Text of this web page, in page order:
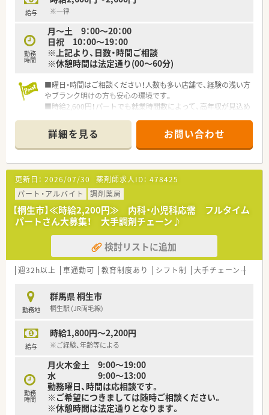
います。
■学会発表は日々の取り組みから奨励。
■調剤過誤防止については「研究会報」として全社共有していま
す。
■地域医療に貢献し、地域の生活者に信頼される薬局を目指して
います。
■全国に約350店舗以上を展開中！成長を続ける企業です。
■最新システムの導入や健康フェアの開催を通じて、
患者さまとのコミュニケーションを大切にしています。
■患者様のＱＯＬ、ＡＤＬを考慮した服薬指導、最新のＩＣＴを
導入した薬歴管理を行っています。そのために最新システムの
導入や健康フェアの開催を通じて、地域に根ざした薬局を作り上
■在宅取り扱い店舗も全国に広がっており、これから必要とされ
る薬局のために取り組んでいます。
給与 ※一律
勤務
時間
月～土 9：00～20：00
日祝 10：00～19：00
※上記より、日数・時間ご相談
※休憩時間は法定通り(00～60分)
■曜日・時間はご相談ください！人数も多い店舗で、経験の浅い方
やブランク明けの方も安心の環境です。
■時給2,600円！パートでも就業時間数によって、高年収が見込め
■週20時間以上の勤務でり社会保険加入！福利厚生充実♪
<企業特徴>
■大手ドラッグストアで経営も安定
詳細を見る お問い合わせ
更新日： 2026/07/30 薬剤師求人ID： 478425
パート・アルバイト
調剤薬局
【桐生市】≪時給2,200円≫ 内科・小児科応需 フルタイム
パートさん大募集！ 大手調剤チェーン♪
検討リストに追加
週32h以上 車通勤可 教育制度あり シフト制 大手チェーン
勤務地
群馬県 桐生市
桐生駅 (JR両毛線)
給与
時給1,800円～2,200円
※ご経験、年齢等による
勤務
時間
月火木金土 9:00～19:00
水 9:00～13:00
勤務曜日、時間は応相談です。
※ご希望につきましては随時ご相談ください。
※休憩時間は法定通りとなります。